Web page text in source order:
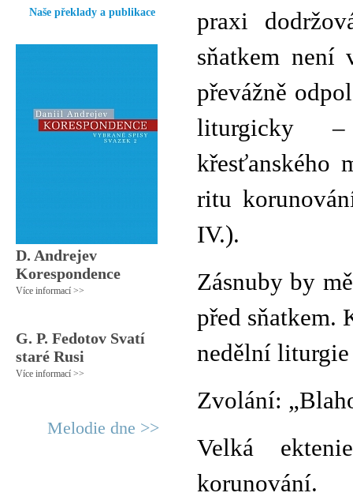
Naše překlady a publikace
D. Andrejev
Korespondence
Více informací >>
G. P. Fedotov Svatí
staré Rusi
Více informací >>
Melodie dne >>
praxi
sňatkem není
převážně
liturgicky –
křesťanského
ritu
IV.).
Zásnuby by
před sňatkem.
nedělní
Zvolání:
Velká
korunování.